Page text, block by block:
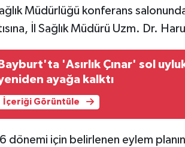
Müdürlüğü konferans
İl Sağlık Müdürü Uzm. Dr.
Bayburt'ta 'Asırlık Çınar' sol
ayağa kalktı
İçeriği Görüntüle
için belirlenen eylem